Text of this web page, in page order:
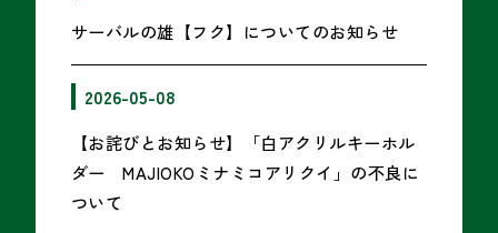
サーバルの雄【フク】についてのお知らせ
2026-05-08
【お詫びとお知らせ】「白アクリルキーホル
ダー MAJIOKOミナミコアリクイ」の不良に
ついて